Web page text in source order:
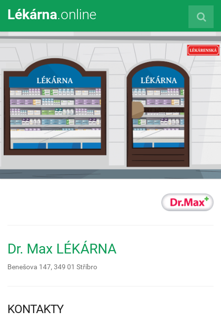
Lékárna.online
Dr. Max LÉKÁRNA
Benešova 147, 349 01 Stříbro
KONTAKTY